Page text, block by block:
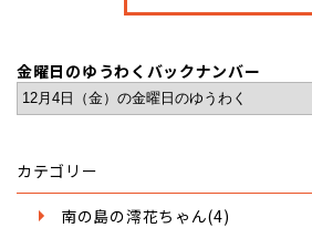
金曜日のゆうわくバックナンバー
カテゴリー
南の島の澪花ちゃん(4)